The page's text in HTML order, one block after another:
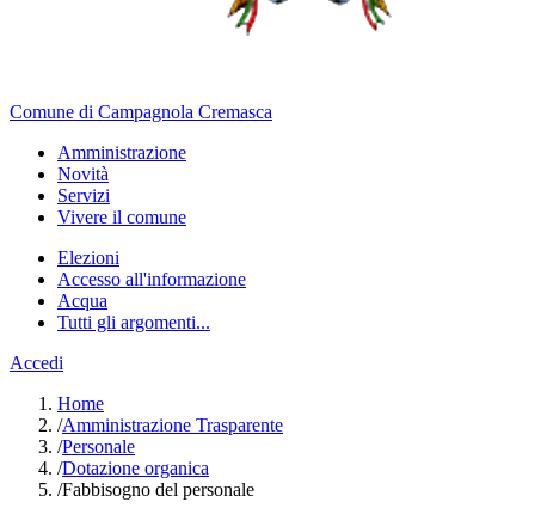
Comune di Campagnola Cremasca
Amministrazione
Novità
Servizi
Vivere il comune
Elezioni
Accesso all'informazione
Acqua
Tutti gli argomenti...
Accedi
Home
/Amministrazione Trasparente
/Personale
/Dotazione organica
/Fabbisogno del personale